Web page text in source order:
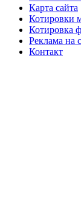
Карта сайта
Котировки
Котировка
Реклама на
Контакт